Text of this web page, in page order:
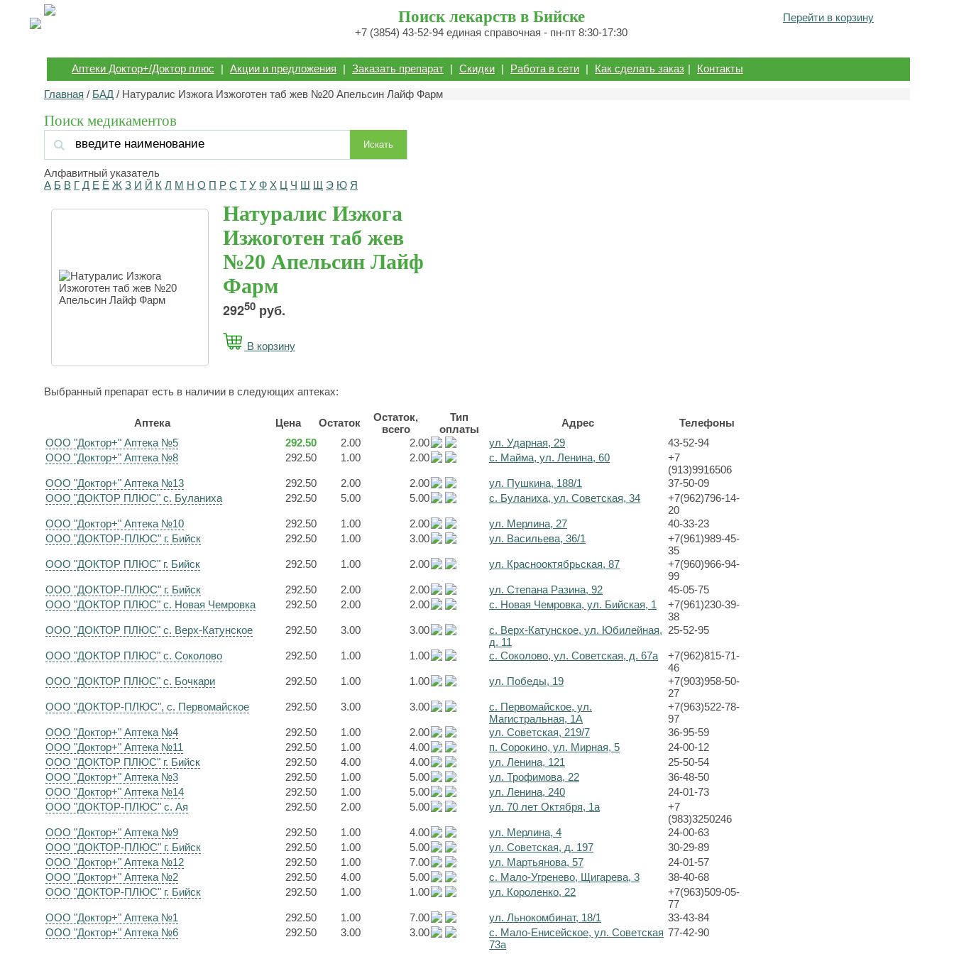
Поиск лекарств в Бийске
+7 (3854) 43-52-94 единая справочная - пн-пт 8:30-17:30
Перейти в корзину
Аптеки Доктор+/Доктор плюс | Акции и предложения | Заказать препарат | Скидки | Работа в сети | Как сделать заказ | Контакты
Главная / БАД / Натуралис Изжога Изжоготен таб жев №20 Апельсин Лайф Фарм
Поиск медикаментов
Искать
Алфавитный указатель
А Б В Г Д Е Ё Ж З И Й К Л М Н О П Р С Т У Ф Х Ц Ч Ш Щ Э Ю Я
Натуралис Изжога
Изжоготен таб жев
№20 Апельсин Лайф
Фарм
29250 руб.
В корзину
Выбранный препарат есть в наличии в следующих аптеках:
Аптека Цена Остаток
Остаток,
всего
Тип
оплаты
Адрес
Телефоны
ООО "Доктор+" Аптека №5
292.50 2.00 2.00 ул. Ударная, 29
43-52-94
ООО "Доктор+" Аптека №8
292.50 1.00 2.00 с. Майма, ул. Ленина, 60
+7
(913)9916506
ООО "Доктор+" Аптека №13
292.50 2.00 2.00 ул. Пушкина, 188/1
37-50-09
ООО "ДОКТОР ПЛЮС" с. Буланиха
292.50 5.00 5.00 с. Буланиха, ул. Советская, 34
+7(962)796-14-
20
ООО "Доктор+" Аптека №10
292.50 1.00 2.00 ул. Мерлина, 27
40-33-23
ООО "ДОКТОР-ПЛЮС" г. Бийск
292.50 1.00 3.00 ул. Васильева, 36/1
+7(961)989-45-
35
ООО "ДОКТОР ПЛЮС" г. Бийск
292.50 1.00 2.00 ул. Краснооктябрьская, 87
+7(960)966-94-
99
ООО "ДОКТОР-ПЛЮС" г. Бийск
292.50 2.00 2.00 ул. Степана Разина, 92
45-05-75
ООО "ДОКТОР ПЛЮС" с. Новая Чемровка
292.50 2.00 2.00 с. Новая Чемровка, ул. Бийская, 1
+7(961)230-39-
38
ООО "ДОКТОР ПЛЮС" с. Верх-Катунское
292.50 3.00 3.00
с. Верх-Катунское, ул. Юбилейная,
д. 11
25-52-95
ООО "ДОКТОР ПЛЮС" с. Соколово 292.50 1.00 1.00 с. Соколово, ул. Советская, д. 67а
+7(962)815-71-
46
ООО "ДОКТОР ПЛЮС" с. Бочкари
292.50 1.00 1.00 ул. Победы, 19
+7(903)958-50-
27
ООО "ДОКТОР-ПЛЮС", с. Первомайское
292.50 3.00 3.00
с. Первомайское, ул.
Магистральная, 1А
+7(963)522-78-
97
ООО "Доктор+" Аптека №4
292.50 1.00 2.00 ул. Советская, 219/7
36-95-59
ООО "Доктор+" Аптека №11
292.50 1.00 4.00 п. Сорокино, ул. Мирная, 5
24-00-12
ООО "ДОКТОР ПЛЮС" г. Бийск
292.50 4.00 4.00 ул. Ленина, 121
25-50-54
ООО "Доктор+" Аптека №3
292.50 1.00 5.00 ул. Трофимова, 22
36-48-50
ООО "Доктор+" Аптека №14
292.50 1.00 5.00 ул. Ленина, 240
24-01-73
ООО "ДОКТОР-ПЛЮС" с. Ая
292.50 2.00 5.00 ул. 70 лет Октября, 1а
+7
(983)3250246
ООО "Доктор+" Аптека №9
292.50 1.00 4.00 ул. Мерлина, 4
24-00-63
ООО "ДОКТОР-ПЛЮС" г. Бийск
292.50 1.00 5.00 ул. Советская, д. 197
30-29-89
ООО "Доктор+" Аптека №12
292.50 1.00 7.00 ул. Мартьянова, 57
24-01-57
ООО "Доктор+" Аптека №2
292.50 4.00 5.00 с. Мало-Угренево, Щигарева, 3
38-40-68
ООО "ДОКТОР-ПЛЮС" г. Бийск
292.50 1.00 1.00 ул. Короленко, 22
+7(963)509-05-
77
ООО "Доктор+" Аптека №1
292.50 1.00 7.00 ул. Льнокомбинат, 18/1
33-43-84
ООО "Доктор+" Аптека №6
292.50 3.00 3.00
с. Мало-Енисейское, ул. Советская
73а
77-42-90